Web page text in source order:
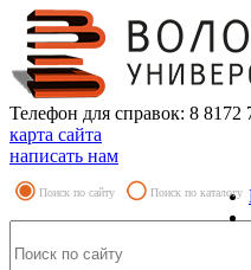
Телефон для справок: 8
карта сайта
написать нам
Поиск по сайту Поиск по каталогу